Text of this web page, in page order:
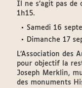
Il ne s’agit pas de
1h15.
Samedi 16
Dimanche 17
L’Association des
pour objectif la
Joseph Merklin,
des monuments